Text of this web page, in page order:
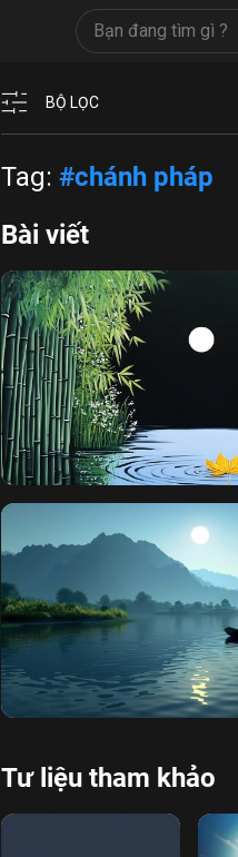
BỘ LỌC
Tag: #chánh pháp
Bài viết
chân lý giải thoát công bằng
tâm bất an xuất gia vượt qua
Tư liệu tham khảo